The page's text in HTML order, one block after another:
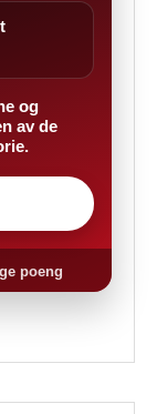
og
av de
poeng